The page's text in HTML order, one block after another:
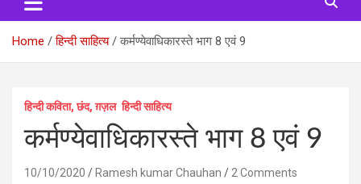
Home हिन्दी साहित्य कर्मण्‍येवाधिकारस्‍ते भाग 8 एवं 9
हिन्दी कविता, छंद, ग़ज़ल हिन्दी साहित्य
कर्मण्‍येवाधिकारस्‍ते भाग 8 एवं 9
10/10/2020 Ramesh kumar Chauhan 2 Comments